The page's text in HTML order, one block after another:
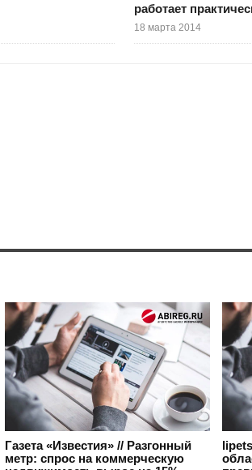
работает
18 марта 2014
Газета «Известия» // Разгонный
метр: спрос на коммерческую